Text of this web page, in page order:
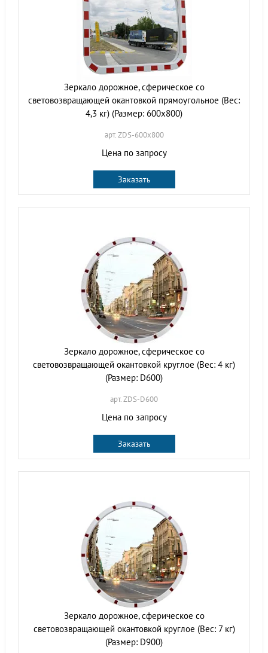
Зеркало дорожное, сферическое со
световозвращающей окантовкой прямоугольное (Вес:
4,3 кг) (Размер: 600х800)
арт. ZDS-600х800
Цена по запросу
Заказать
Зеркало дорожное, сферическое со
световозвращающей окантовкой круглое (Вес: 4 кг)
(Размер: D600)
арт. ZDS-D600
Цена по запросу
Заказать
Зеркало дорожное, сферическое со
световозвращающей окантовкой круглое (Вес: 7 кг)
(Размер: D900)